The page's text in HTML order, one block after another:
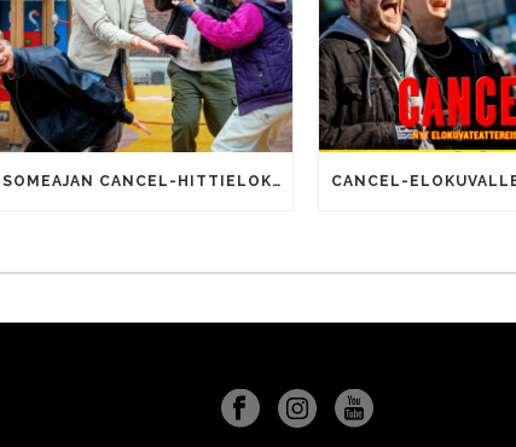
SOMEAJAN CANCEL-HITTIELOKUVALLA 100 000 KATSOJAA!